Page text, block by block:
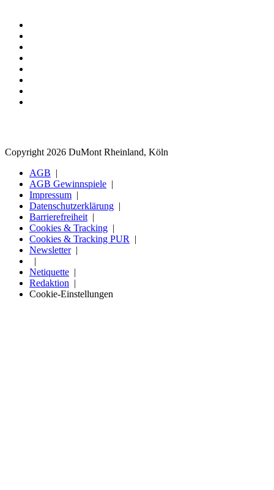
Copyright 2026 DuMont Rheinland, Köln
AGB
AGB Gewinnspiele
Impressum
Datenschutzerklärung
Barrierefreiheit
Cookies & Tracking
Cookies & Tracking PUR
Newsletter
Netiquette
Redaktion
Cookie-Einstellungen